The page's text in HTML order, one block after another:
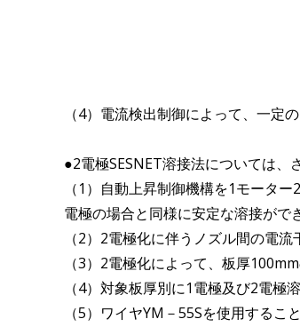
（4）電流検出制御によって、一定
●2電極SESNET溶接法については、
（1）自動上昇制御機構を1モータ
電極の場合と同様に安定な溶接がで
（2）2電極化に伴うノズル間の電
（3）2電極化によって、板厚
（4）対象板厚別に1電極及び2電極
（5）ワイヤYM－55Sを使用する